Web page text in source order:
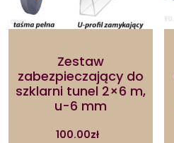
Zestaw
zabezpieczający do
szklarni tunel 2×6 m,
u-6 mm
100.00zł